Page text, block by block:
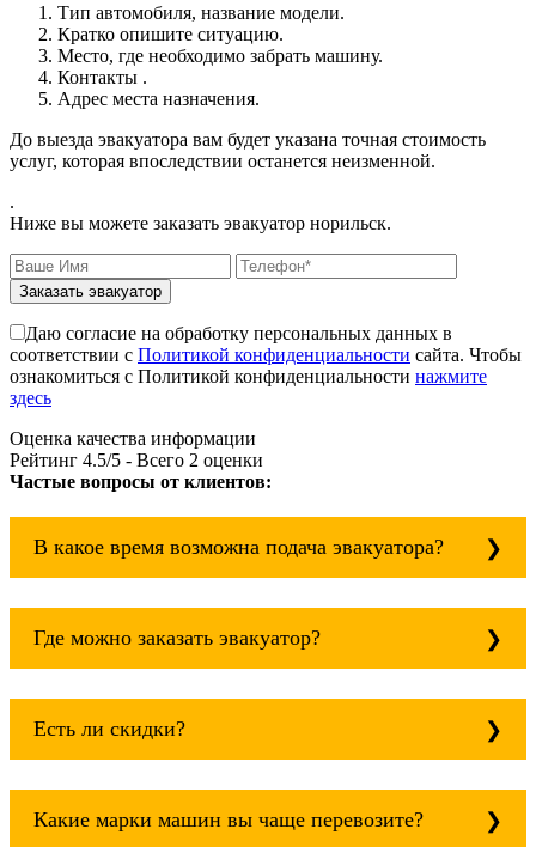
Тип автомобиля, название модели.
Кратко опишите ситуацию.
Место, где необходимо забрать машину.
Контакты .
Адрес места назначения.
До выезда эвакуатора вам будет указана точная стоимость
услуг, которая впоследствии останется неизменной.
.
Ниже вы можете заказать эвакуатор норильск.
Заказать эвакуатор
Даю согласие на обработку персональных данных в
соответствии с Политикой конфиденциальности сайта. Чтобы
ознакомиться с Политикой конфиденциальности нажмите
здесь
Оценка качества информации
Рейтинг 4.5/5 - Всего 2 оценки
Частые вопросы от клиентов:
В какое время возможна подача эвакуатора?
эвакуатор норильск всегда рядом!
Где можно заказать эвакуатор?
расстояние звоните круглосуточно, но
Есть ли скидки?
можно получить дешево и быстро
Какие марки машин вы чаще перевозите?